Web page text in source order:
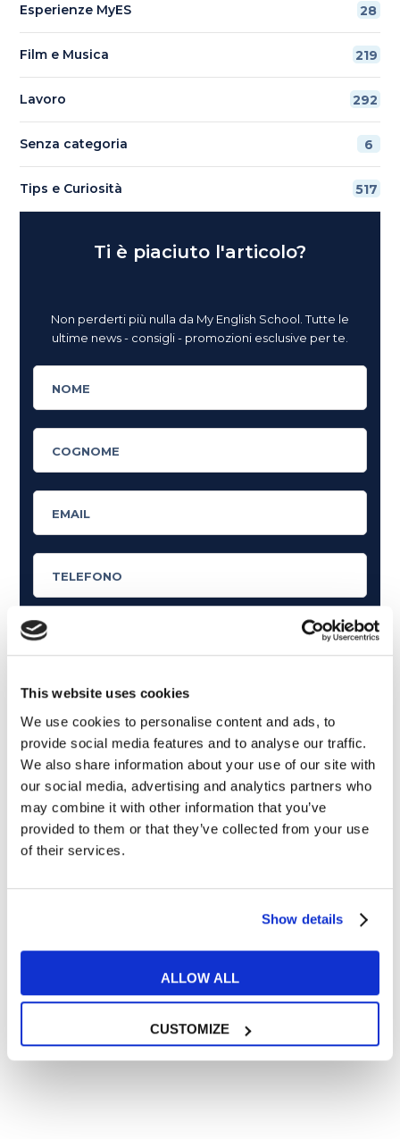
This website uses cookies
We use cookies to personalise content and ads, to
provide social media features and to analyse our traffic.
We also share information about your use of our site with
our social media, advertising and analytics partners who
may combine it with other information that you’ve
provided to them or that they’ve collected from your use
of their services.
Show details
ALLOW ALL
CUSTOMIZE
Esperienze MyES 28
Film e Musica 219
Lavoro 292
Senza categoria 6
Tips e Curiosità 517
Ti è piaciuto l'articolo?
Non perderti più nulla da My English School. Tutte le
ultime news - consigli - promozioni esclusive per te.
Cosa ti piace leggere?
Articoli dedicati a inglese nel mondo del lavoro
Articoli con tips e new sulla lingua inglese
Articoli divertenti su film e musica
In quanto di età superiore ai 16 anni, dichiaro di acconsentire
al trattamento dei miei dati personali in conformità
all’informativa privacy
** le sedi contrassegnate con * offrono sempre solo corsi online
RICHIEDI INFORMAZIONI